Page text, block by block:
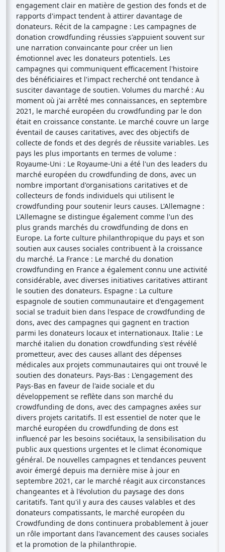
engagement clair en matière de gestion des fonds et de
rapports d'impact tendent à attirer davantage de
donateurs. Récit de la campagne : Les campagnes de
donation crowdfunding réussies s'appuient souvent sur
une narration convaincante pour créer un lien
émotionnel avec les donateurs potentiels. Les
campagnes qui communiquent efficacement l'histoire
des bénéficiaires et l'impact recherché ont tendance à
susciter davantage de soutien. Volumes du marché : Au
moment où j'ai arrêté mes connaissances, en septembre
2021, le marché européen du crowdfunding par le don
était en croissance constante. Le marché couvre un large
éventail de causes caritatives, avec des objectifs de
collecte de fonds et des degrés de réussite variables. Les
pays les plus importants en termes de volume :
Royaume-Uni : Le Royaume-Uni a été l'un des leaders du
marché européen du crowdfunding de dons, avec un
nombre important d'organisations caritatives et de
collecteurs de fonds individuels qui utilisent le
crowdfunding pour soutenir leurs causes. L'Allemagne :
L'Allemagne se distingue également comme l'un des
plus grands marchés du crowdfunding de dons en
Europe. La forte culture philanthropique du pays et son
soutien aux causes sociales contribuent à la croissance
du marché. La France : Le marché du donation
crowdfunding en France a également connu une activité
considérable, avec diverses initiatives caritatives attirant
le soutien des donateurs. Espagne : La culture
espagnole de soutien communautaire et d'engagement
social se traduit bien dans l'espace de crowdfunding de
dons, avec des campagnes qui gagnent en traction
parmi les donateurs locaux et internationaux. Italie : Le
marché italien du donation crowdfunding s'est révélé
prometteur, avec des causes allant des dépenses
médicales aux projets communautaires qui ont trouvé le
soutien des donateurs. Pays-Bas : L'engagement des
Pays-Bas en faveur de l'aide sociale et du
développement se reflète dans son marché du
crowdfunding de dons, avec des campagnes axées sur
divers projets caritatifs. Il est essentiel de noter que le
marché européen du crowdfunding de dons est
influencé par les besoins sociétaux, la sensibilisation du
public aux questions urgentes et le climat économique
général. De nouvelles campagnes et tendances peuvent
avoir émergé depuis ma dernière mise à jour en
septembre 2021, car le marché réagit aux circonstances
changeantes et à l'évolution du paysage des dons
caritatifs. Tant qu'il y aura des causes valables et des
donateurs compatissants, le marché européen du
Crowdfunding de dons continuera probablement à jouer
un rôle important dans l'avancement des causes sociales
et la promotion de la philanthropie.